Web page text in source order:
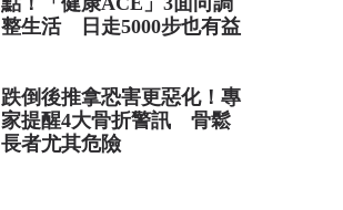
整生活 日走5000步也有益
跌倒後推拿恐害更惡化！專
家提醒4大骨折警訊 骨鬆
長者尤其危險